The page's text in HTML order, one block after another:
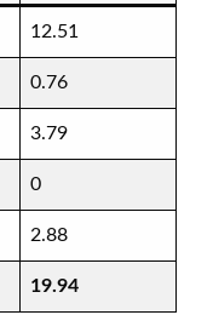
12.51
0.76
3.79
0
2.88
19.94